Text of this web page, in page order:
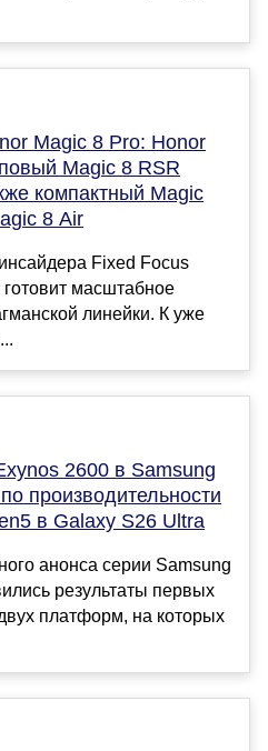
Magic 8 Pro: Honor
Magic 8 RSR
компактный Magic
8 Air
Fixed Focus
масштабное
линейки. К уже
2600 в Samsung
производительности
в Galaxy S26 Ultra
анонса серии Samsung
результаты первых
платформ, на которых